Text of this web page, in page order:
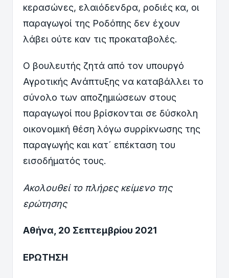
κερασώνες, ελαιόδενδρα, ροδιές κα, οι
παραγωγοί της Ροδόπης δεν έχουν
λάβει ούτε καν τις προκαταβολές.
Ο βουλευτής ζητά από τον υπουργό
Αγροτικής Ανάπτυξης να καταβάλλει το
σύνολο των αποζημιώσεων στους
παραγωγοί που βρίσκονται σε δύσκολη
οικονομική θέση λόγω συρρίκνωσης της
παραγωγής και κατ´ επέκταση του
εισοδήματός τους.
Ακολουθεί το πλήρες κείμενο της
ερώτησης
Αθήνα, 20 Σεπτεμβρίου 2021
ΕΡΩΤΗΣΗ